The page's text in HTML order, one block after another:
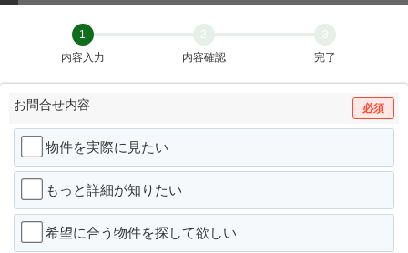
1
内容入力
2
内容確認
3
完了
お問合せ内容 必須
物件を実際に見たい
もっと詳細が知りたい
希望に合う物件を探して欲しい